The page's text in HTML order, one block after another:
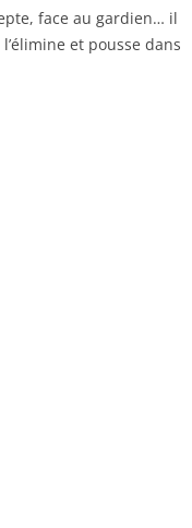
face au gardien… il
et pousse dans